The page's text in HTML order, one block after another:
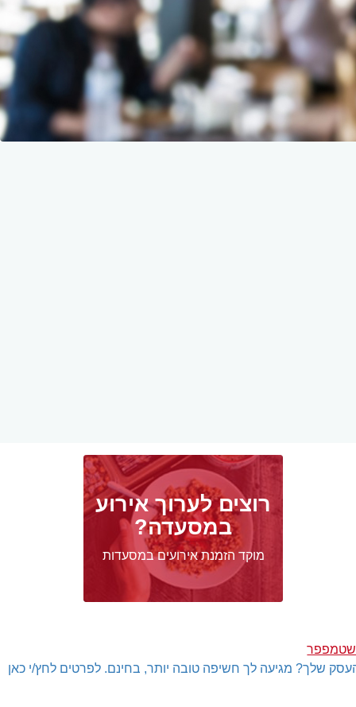
שטמפפר
רוצים לערוך אירוע
במסעדה?
מוקד הזמנת אירועים במסעדות
שלך? מגיעה לך חשיפה טובה יותר, בחינם. לפרטים לחץ/י כאן